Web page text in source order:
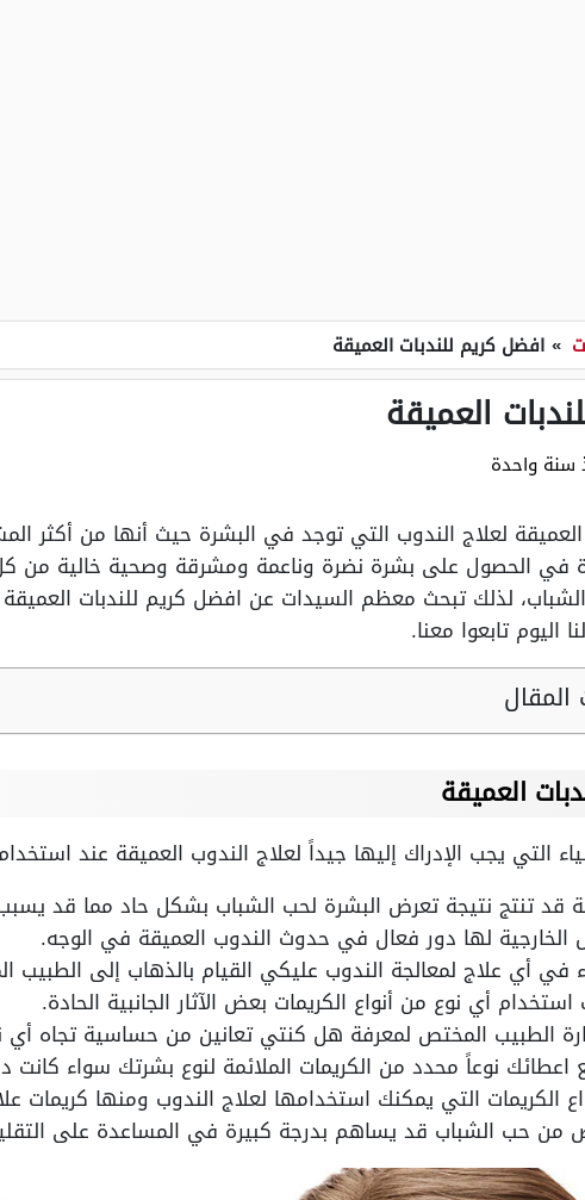
» افضل كريم للندبات العميقة
العميقة
سنة واحدة
لعلاج الندوب التي توجد في البشرة حيث أنها من أكثر
الحصول على بشرة نضرة وناعمة ومشرقة وصحية خالية من كل
لذلك تبحث معظم السيدات عن افضل كريم للندبات
تابعوا معنا.
المقال
العميقة
التي يجب الإدراك إليها جيداً لعلاج الندوب العميقة عند
قد تنتج نتيجة تعرض البشرة لحب الشباب بشكل حاد مما قد
الخارجية لها دور فعال في حدوث الندوب العميقة في الوجه.
في أي علاج لمعالجة الندوب عليكي القيام بالذهاب إلى الطبيب
أي نوع من أنواع الكريمات بعض الآثار الجانبية الحادة.
الطبيب المختص لمعرفة هل كنتي تعانين من حساسية تجاه أي
نوعاً محدد من الكريمات الملائمة لنوع بشرتك سواء
الكريمات التي يمكنك استخدامها لعلاج الندوب ومنها كريمات
من حب الشباب قد يساهم بدرجة كبيرة في المساعدة على